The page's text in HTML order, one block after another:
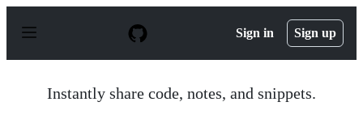
p
Sign in Sign up
Instantly share code, notes, and snippets.